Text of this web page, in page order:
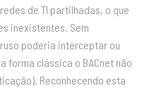
de TI partilhadas, o que
inexistentes. Sem
poderia interceptar ou
forma clássica o BACnet não
Reconhecendo esta